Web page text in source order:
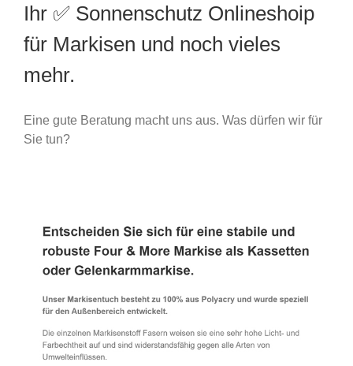
Ihr ✅ Sonnenschutz Onlineshoip
für Markisen und noch vieles
mehr.
Eine gute Beratung macht uns aus. Was dürfen wir für
Sie tun?